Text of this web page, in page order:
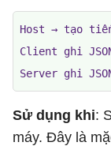
Host → tạo
Client ghi
Server ghi
Sử dụng khi:
máy. Đây là